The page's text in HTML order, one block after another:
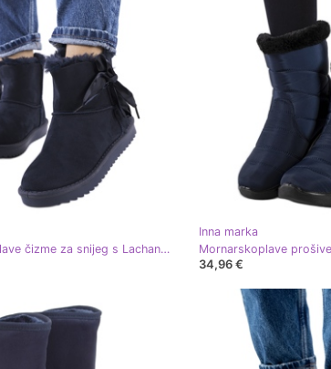
Mornarskoplave čizme za snijeg s Lachance mašnom tamnoplava
Inna marka
34,96 €